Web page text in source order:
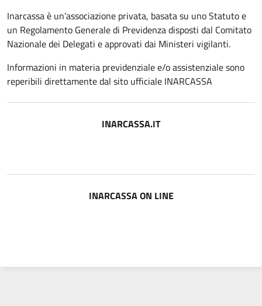
Inarcassa è un’associazione privata, basata su uno Statuto e
un Regolamento Generale di Previdenza disposti dal Comitato
Nazionale dei Delegati e approvati dai Ministeri vigilanti.
Informazioni in materia previdenziale e/o assistenziale sono
reperibili direttamente dal sito ufficiale INARCASSA
INARCASSA.IT
INARCASSA ON LINE